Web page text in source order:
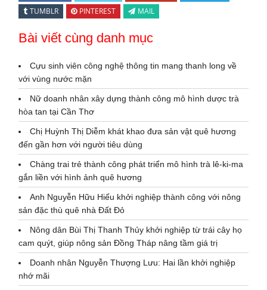
TUMBLR
PINTEREST MAIL
Bài viết cùng danh mục
Cựu sinh viên công nghệ thông tin mang thanh long về
với vùng nước mặn
Nữ doanh nhân xây dựng thành công mô hình dược trà
hòa tan tại Cần Thơ
Chị Huỳnh Thị Diễm khát khao đưa sản vật quê hương
đến gần hơn với người tiêu dùng
Chàng trai trẻ thành công phát triển mô hình trà lê-ki-ma
gắn liền với hình ảnh quê hương
Anh Nguyễn Hữu Hiếu khởi nghiệp thành công với nông
sản đặc thù quê nhà Đất Đỏ
Nông dân Bùi Thị Thanh Thủy khởi nghiệp từ trái cây họ
cam quýt, giúp nông sản Đồng Tháp nâng tầm giá trị
Doanh nhân Nguyễn Thượng Lưu: Hai lần khởi nghiệp
nhớ mãi